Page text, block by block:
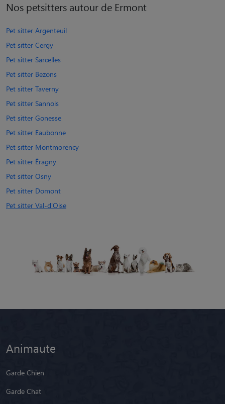
Nos petsitters autour de Ermont
Pet sitter Argenteuil
Pet sitter Cergy
Pet sitter Sarcelles
Pet sitter Bezons
Pet sitter Taverny
Pet sitter Sannois
Pet sitter Gonesse
Pet sitter Eaubonne
Pet sitter Montmorency
Pet sitter Éragny
Pet sitter Osny
Pet sitter Domont
Pet sitter Val-d'Oise
Animaute
Garde Chien
Garde Chat